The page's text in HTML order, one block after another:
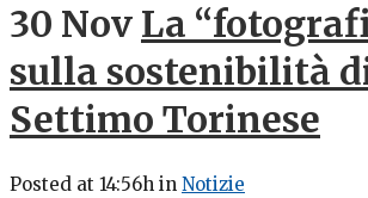
30 Nov La
sulla sostenibilità
Settimo Torinese
Posted at 14:56h in Notizie